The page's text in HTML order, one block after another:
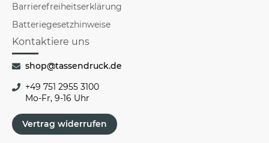
Barrierefreiheitserklärung
Batteriegesetzhinweise
Kontaktiere uns
shop@tassendruck.de
+49 751 2955 3100
Mo-Fr, 9-16 Uhr
Vertrag widerrufen